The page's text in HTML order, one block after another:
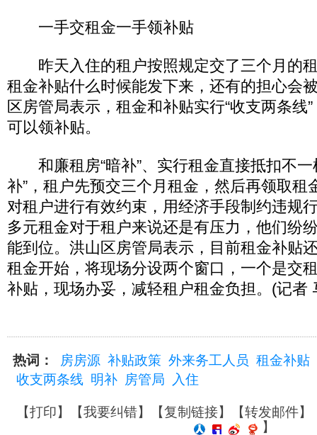
一手交租金一手领补贴
昨天入住的租户按照规定交了三个月的
租金补贴什么时候能发下来，还有的担心会
区房管局表示，租金和补贴实行“收支两条线
可以领补贴。
和廉租房“暗补”、实行租金直接抵扣不一
补”，租户先预交三个月租金，然后再领取租
对租户进行有效约束，用经济手段制约违规
多元租金对于租户来说还是有压力，他们纷
能到位。洪山区房管局表示，目前租金补贴
租金开始，将现场分设两个窗口，一个是交
补贴，现场办妥，减轻租户租金负担。(记者
热词： 房房源 补贴政策 外来务工人员 租金补贴
收支两条线 明补 房管局 入住
【打印】【我要纠错】【复制链接】【转发邮件】
】